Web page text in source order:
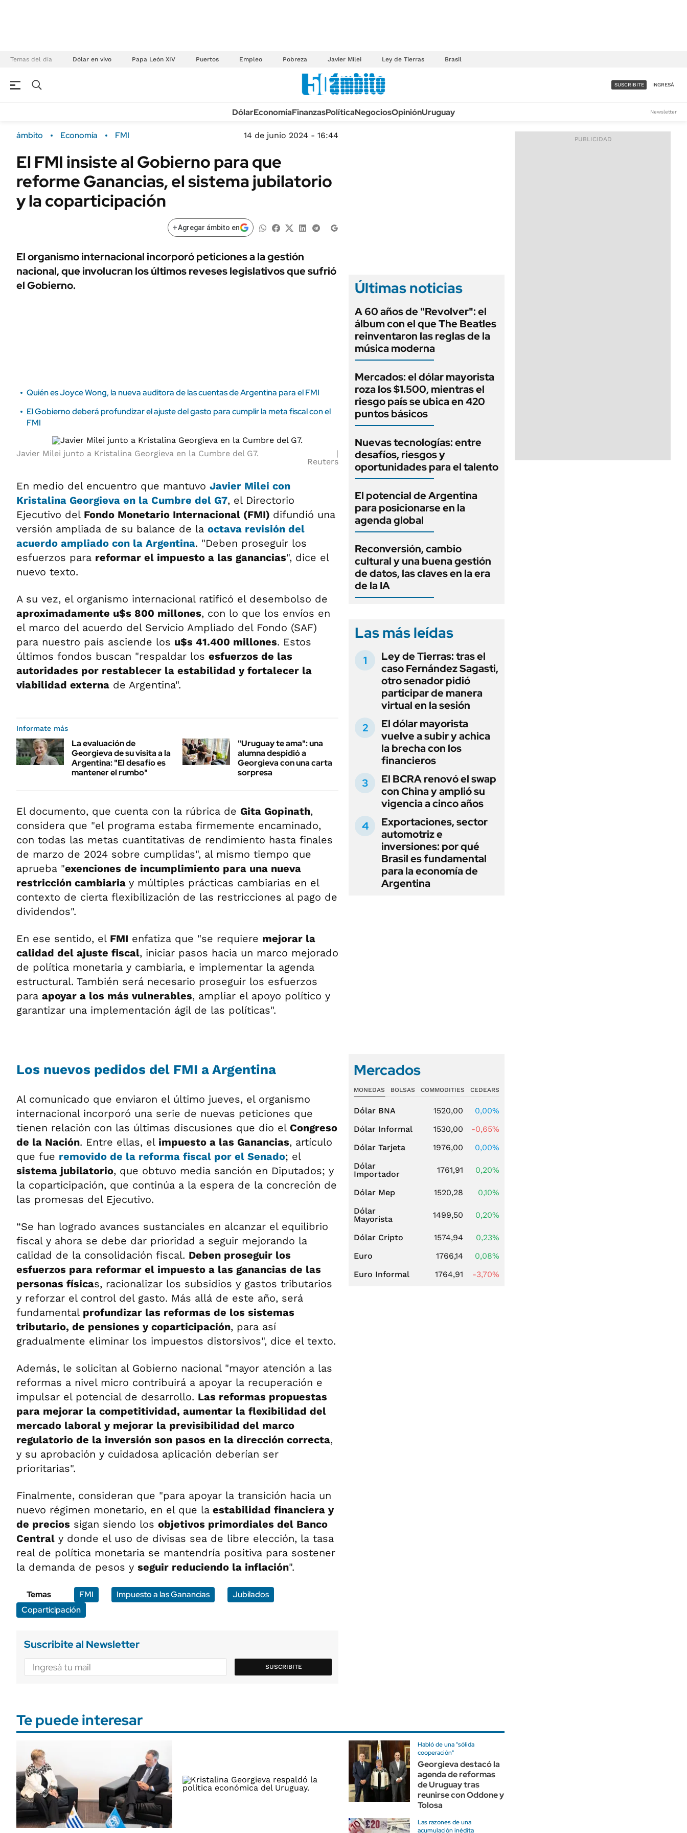
Temas del día Dólar en vivo Papa León XIV Puertos Empleo Pobreza Javier Milei Ley de Tierras Brasil
Campo
FINANZAS
Dólar
Sustentabilidad
Seguros
ENERGY REPORT
POLÍTICA
URUGUAY
TECNOLOGÍA
MÉXICO
MUNDO
INFORMACIÓN GENERAL
AUTOS
ACCESO FULL - $1.800/MES
SUSCRIBITE INGRESÁ
DólarEconomíaFinanzasPolíticaNegociosOpiniónUruguay Newsletter
ámbito Economía FMI 14 de junio 2024 - 16:44
El FMI insiste al Gobierno para que
reforme Ganancias, el sistema jubilatorio
y la coparticipación
+Agregar ámbito en
El organismo internacional incorporó peticiones a la gestión
nacional, que involucran los últimos reveses legislativos que sufrió
el Gobierno.
Quién es Joyce Wong, la nueva auditora de las cuentas de Argentina para el FMI
El Gobierno deberá profundizar el ajuste del gasto para cumplir la meta fiscal con el
FMI
Javier Milei junto a Kristalina Georgieva en la Cumbre del G7.
Reuters
En medio del encuentro que mantuvo Javier Milei con
Kristalina Georgieva en la Cumbre del G7, el Directorio
Ejecutivo del Fondo Monetario Internacional (FMI) difundió una
versión ampliada de su balance de la octava revisión del
acuerdo ampliado con la Argentina. "Deben proseguir los
esfuerzos para reformar el impuesto a las ganancias", dice el
nuevo texto.
A su vez, el organismo internacional ratificó el desembolso de
aproximadamente u$s 800 millones, con lo que los envíos en
el marco del acuerdo del Servicio Ampliado del Fondo (SAF)
para nuestro país asciende los u$s 41.400 millones. Estos
últimos fondos buscan "respaldar los esfuerzos de las
autoridades por restablecer la estabilidad y fortalecer la
viabilidad externa de Argentina".
Informate más
La evaluación de
Georgieva de su visita a la
Argentina: "El desafío es
mantener el rumbo"
"Uruguay te ama": una
alumna despidió a
Georgieva con una carta
sorpresa
El documento, que cuenta con la rúbrica de Gita Gopinath,
considera que "el programa estaba firmemente encaminado,
con todas las metas cuantitativas de rendimiento hasta finales
de marzo de 2024 sobre cumplidas", al mismo tiempo que
aprueba "exenciones de incumplimiento para una nueva
restricción cambiaria y múltiples prácticas cambiarias en el
contexto de cierta flexibilización de las restricciones al pago de
dividendos".
En ese sentido, el FMI enfatiza que "se requiere mejorar la
calidad del ajuste fiscal, iniciar pasos hacia un marco mejorado
de política monetaria y cambiaria, e implementar la agenda
estructural. También será necesario proseguir los esfuerzos
para apoyar a los más vulnerables, ampliar el apoyo político y
garantizar una implementación ágil de las políticas".
Los nuevos pedidos del FMI a Argentina
Al comunicado que enviaron el último jueves, el organismo
internacional incorporó una serie de nuevas peticiones que
tienen relación con las últimas discusiones que dio el Congreso
de la Nación. Entre ellas, el impuesto a las Ganancias, artículo
que fue removido de la reforma fiscal por el Senado; el
sistema jubilatorio, que obtuvo media sanción en Diputados; y
la coparticipación, que continúa a la espera de la concreción de
las promesas del Ejecutivo.
“Se han logrado avances sustanciales en alcanzar el equilibrio
fiscal y ahora se debe dar prioridad a seguir mejorando la
calidad de la consolidación fiscal. Deben proseguir los
esfuerzos para reformar el impuesto a las ganancias de las
personas físicas, racionalizar los subsidios y gastos tributarios
y reforzar el control del gasto. Más allá de este año, será
fundamental profundizar las reformas de los sistemas
tributario, de pensiones y coparticipación, para así
gradualmente eliminar los impuestos distorsivos", dice el texto.
Además, le solicitan al Gobierno nacional "mayor atención a las
reformas a nivel micro contribuirá a apoyar la recuperación e
impulsar el potencial de desarrollo. Las reformas propuestas
para mejorar la competitividad, aumentar la flexibilidad del
mercado laboral y mejorar la previsibilidad del marco
regulatorio de la inversión son pasos en la dirección correcta,
y su aprobación y cuidadosa aplicación deberían ser
prioritarias".
Finalmente, consideran que "para apoyar la transición hacia un
nuevo régimen monetario, en el que la estabilidad financiera y
de precios sigan siendo los objetivos primordiales del Banco
Central y donde el uso de divisas sea de libre elección, la tasa
real de política monetaria se mantendría positiva para sostener
la demanda de pesos y seguir reduciendo la inflación".
Temas FMI Impuesto a las Ganancias
Jubilados
Coparticipación
Suscribite al Newsletter
SUSCRIBITE
Últimas noticias
A 60 años de "Revolver": el
álbum con el que The Beatles
reinventaron las reglas de la
música moderna
Mercados: el dólar mayorista
roza los $1.500, mientras el
riesgo país se ubica en 420
puntos básicos
Nuevas tecnologías: entre
desafíos, riesgos y
oportunidades para el talento
El potencial de Argentina
para posicionarse en la
agenda global
Reconversión, cambio
cultural y una buena gestión
de datos, las claves en la era
de la IA
Las más leídas
Ley de Tierras: tras el
caso Fernández Sagasti,
otro senador pidió
participar de manera
virtual en la sesión
El dólar mayorista
vuelve a subir y achica
la brecha con los
financieros
El BCRA renovó el swap
con China y amplió su
vigencia a cinco años
Exportaciones, sector
automotriz e
inversiones: por qué
Brasil es fundamental
para la economía de
Argentina
Mercados
MONEDAS BOLSAS COMMODITIES CEDEARS
Dólar BNA 1520,00
0,00%
Dólar Informal
1530,00
-0,65%
Dólar Tarjeta
1976,00
0,00%
Dólar
Importador
1761,91 0,20%
Dólar Mep 1520,28
0,10%
Dólar
Mayorista
1499,50 0,20%
Dólar Cripto 1574,94
0,23%
Euro
1766,14
0,08%
Euro Informal
1764,91 -3,70%
Te puede interesar
Habló de una "sólida
cooperación"
Georgieva destacó la
agenda de reformas
de Uruguay tras
reunirse con Oddone y
Tolosa
Las razones de una
acumulación inédita